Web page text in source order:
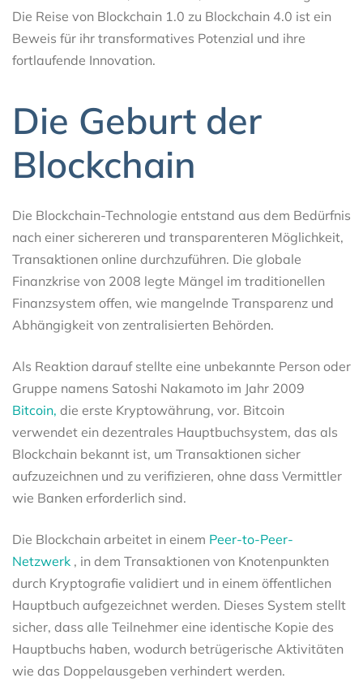
Die Reise von Blockchain 1.0 zu Blockchain 4.0 ist ein
Beweis für ihr transformatives Potenzial und ihre
fortlaufende Innovation.
Die Geburt der
Blockchain
Die Blockchain-Technologie entstand aus dem Bedürfnis
nach einer sichereren und transparenteren Möglichkeit,
Transaktionen online durchzuführen. Die globale
Finanzkrise von 2008 legte Mängel im traditionellen
Finanzsystem offen, wie mangelnde Transparenz und
Abhängigkeit von zentralisierten Behörden.
Als Reaktion darauf stellte eine unbekannte Person oder
Gruppe namens Satoshi Nakamoto im Jahr 2009
Bitcoin, die erste Kryptowährung, vor. Bitcoin
verwendet ein dezentrales Hauptbuchsystem, das als
Blockchain bekannt ist, um Transaktionen sicher
aufzuzeichnen und zu verifizieren, ohne dass Vermittler
wie Banken erforderlich sind.
Die Blockchain arbeitet in einem Peer-to-Peer-
Netzwerk , in dem Transaktionen von Knotenpunkten
durch Kryptografie validiert und in einem öffentlichen
Hauptbuch aufgezeichnet werden. Dieses System stellt
sicher, dass alle Teilnehmer eine identische Kopie des
Hauptbuchs haben, wodurch betrügerische Aktivitäten
wie das Doppelausgeben verhindert werden.